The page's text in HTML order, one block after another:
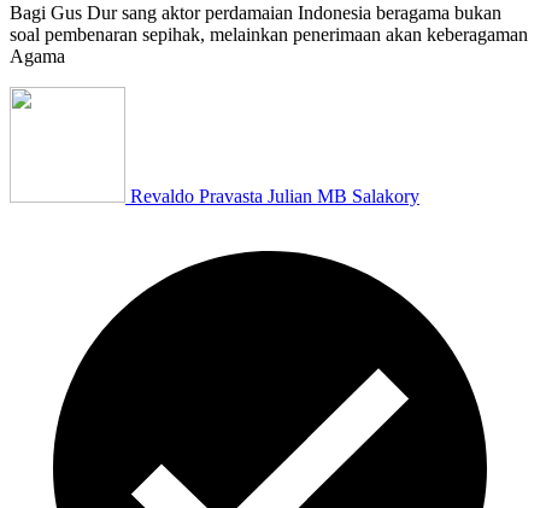
Bagi Gus Dur sang aktor perdamaian Indonesia beragama bukan
soal pembenaran sepihak, melainkan penerimaan akan keberagaman
Agama
Revaldo Pravasta Julian MB Salakory